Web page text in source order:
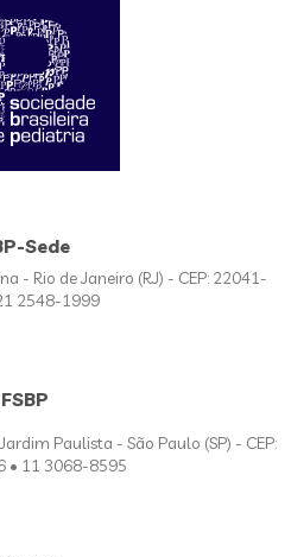
Sede
- Rio de Janeiro (RJ) - CEP: 22041-
2548-1999
FSBP
Paulista - São Paulo (SP) - CEP:
• 11 3068-8595